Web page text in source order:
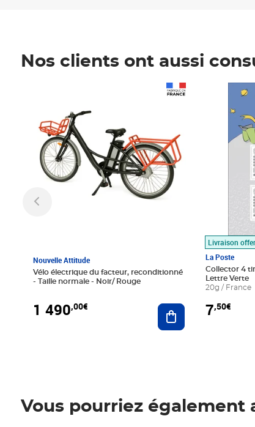
Nos clients ont aussi
Nouvelle Attitude
Vélo électrique du facteur, reconditionné
- Taille normale - Noir/ Rouge
1 490,00€ Ajouter au panier
Livraison
La Poste
Collector 4
Lettre Verte
20g / France
7,50€
Prix 7,50€
Vous pourriez également